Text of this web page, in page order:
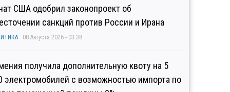
США одобрил законопроект об
санкций против России и Ирана
08 Августа 2026 - 03:38
получила дополнительную квоту на 5
электромобилей с возможностью импорта по